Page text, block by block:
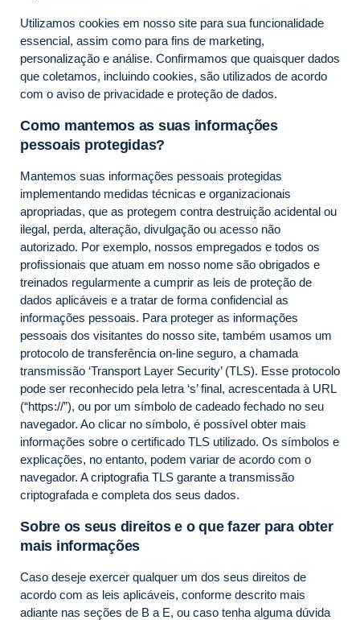
Utilizamos cookies em nosso site para sua funcionalidade
essencial, assim como para fins de marketing,
personalização e análise. Confirmamos que quaisquer dados
que coletamos, incluindo cookies, são utilizados de acordo
com o aviso de privacidade e proteção de dados.
Como mantemos as suas informações
pessoais protegidas?
Mantemos suas informações pessoais protegidas
implementando medidas técnicas e organizacionais
apropriadas, que as protegem contra destruição acidental ou
ilegal, perda, alteração, divulgação ou acesso não
autorizado. Por exemplo, nossos empregados e todos os
profissionais que atuam em nosso nome são obrigados e
treinados regularmente a cumprir as leis de proteção de
dados aplicáveis e a tratar de forma confidencial as
informações pessoais. Para proteger as informações
pessoais dos visitantes do nosso site, também usamos um
protocolo de transferência on-line seguro, a chamada
transmissão ‘Transport Layer Security’ (TLS). Esse protocolo
pode ser reconhecido pela letra ‘s’ final, acrescentada à URL
(“https://”), ou por um símbolo de cadeado fechado no seu
navegador. Ao clicar no símbolo, é possível obter mais
informações sobre o certificado TLS utilizado. Os símbolos e
explicações, no entanto, podem variar de acordo com o
navegador. A criptografia TLS garante a transmissão
criptografada e completa dos seus dados.
Sobre os seus direitos e o que fazer para obter
mais informações
Caso deseje exercer qualquer um dos seus direitos de
acordo com as leis aplicáveis, conforme descrito mais
adiante nas seções de B a E, ou caso tenha alguma dúvida